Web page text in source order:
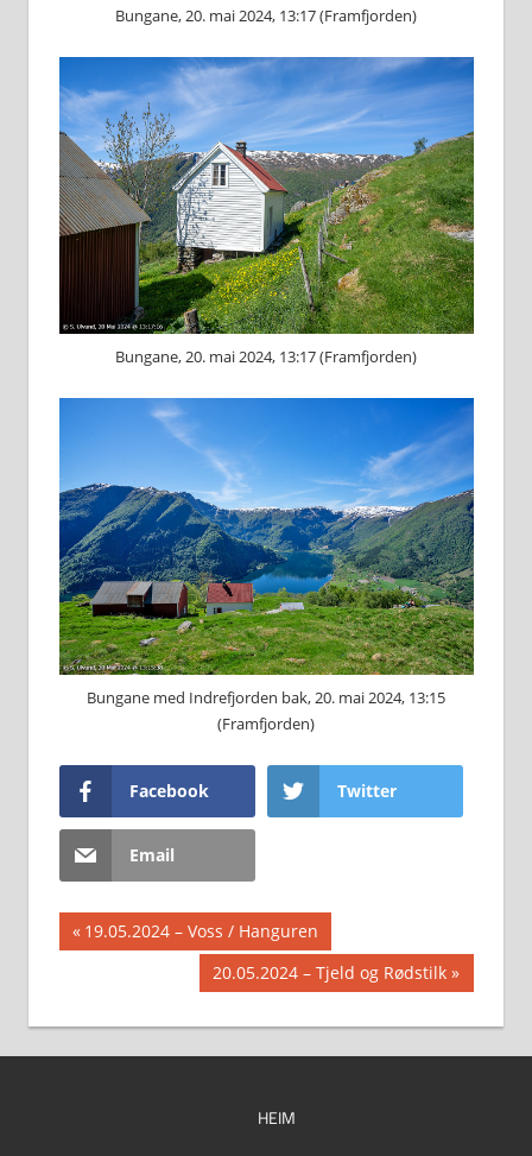
Bungane, 20. mai 2024, 13:17 (Framfjorden)
Bungane, 20. mai 2024, 13:17 (Framfjorden)
Bungane med Indrefjorden bak, 20. mai 2024, 13:15
(Framfjorden)
Facebook Twitter
Email
Innleggsnavigasjon
Previous
Post:
19.05.2024 – Voss / Hanguren
Next
Post:
20.05.2024 – Tjeld og Rødstilk
HEIM